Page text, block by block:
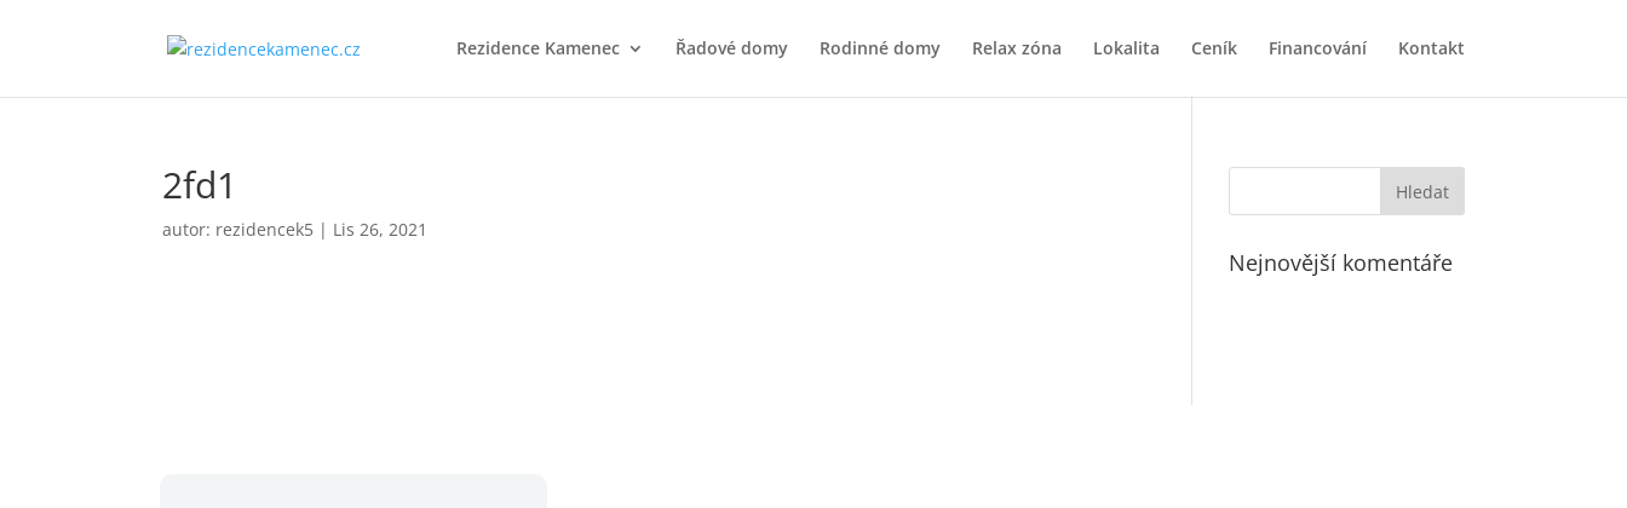
Rezidence Kamenec Řadové domy Rodinné domy Relax zóna Lokalita Ceník Financování Kontakt
2fd1
autor: rezidencek5 | Lis 26, 2021
Nejnovější komentáře